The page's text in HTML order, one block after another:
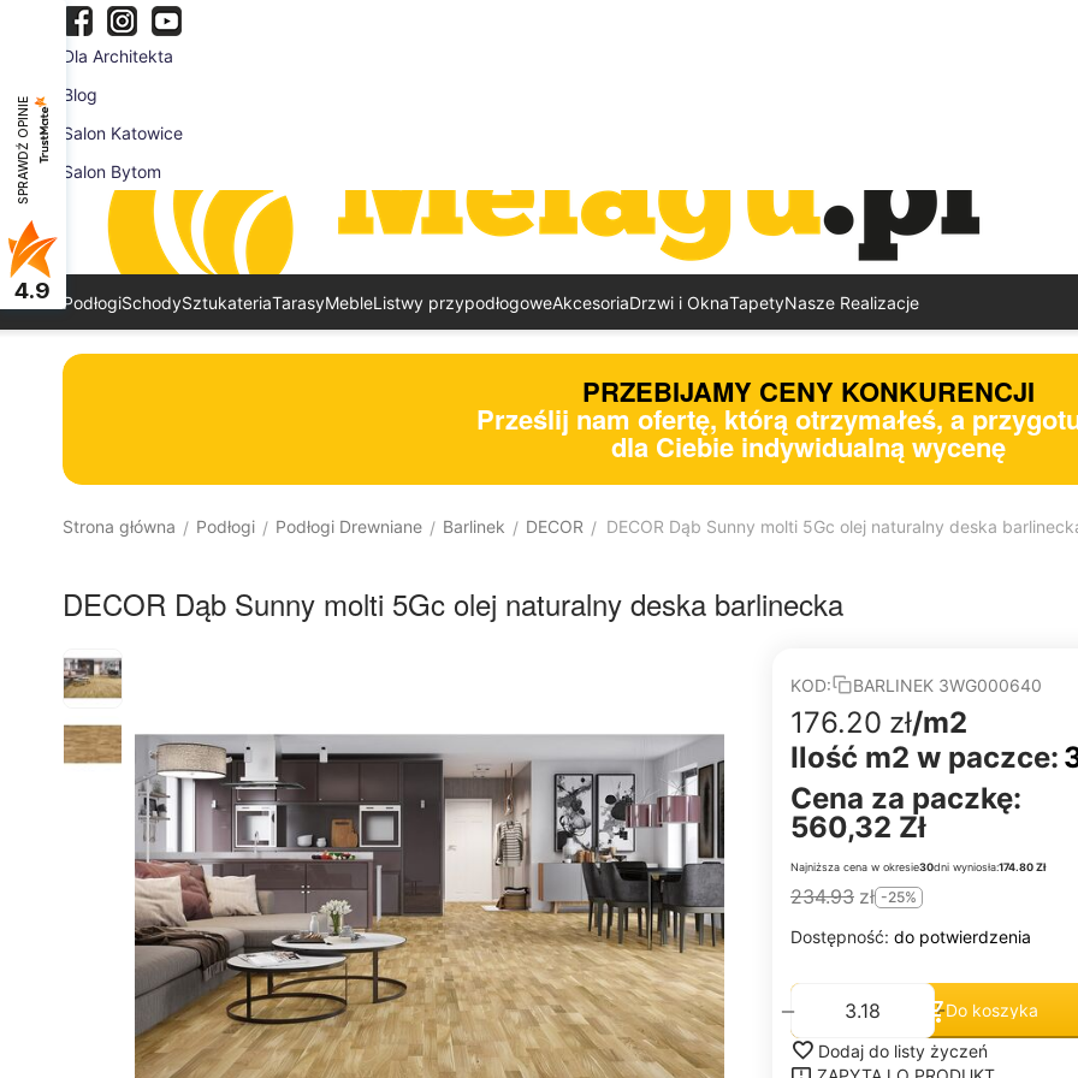
Dla Architekta
Blog
Salon Katowice
Salon Bytom
PodłogiSchodySztukateriaTarasyMebleListwy przypodłogoweAkcesoriaDrzwi i OknaTapetyNasze Realizacje
PRZEBIJAMY CENY KONKURENCJI
Prześlij nam ofertę, którą otrzymałeś, a
dla Ciebie indywidualną wycenę
Strona główna / Podłogi / Podłogi Drewniane / Barlinek / DECOR / DECOR Dąb Sunny molti 5Gc olej naturalny deska
DECOR Dąb Sunny molti 5Gc olej naturalny deska barlinecka
dostawa
od 60 m2
KOD: BARLINEK 3WG000640
176.20 zł/m2
Ilość m2 w paczce:
Cena za paczkę:
560,32 Zł
Najniższa cena w okresie30dni wyniosła:174.80 Zł
234.93 zł -25%
Dostępność: do potwierdzenia
+
−
Do koszyka
Dodaj do listy życzeń
SPRAWDŹ OPINIE
4.9